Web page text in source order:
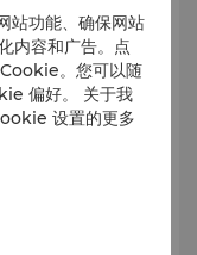
站功能、确保网站
内容和广告。点
Cookie。您可以随
偏好。 关于我
设置的更多